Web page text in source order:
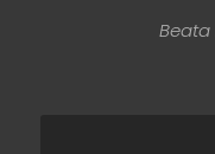
Beata